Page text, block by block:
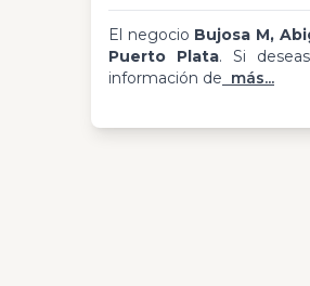
El negocio Bujosa M,
Puerto Plata. Si
información de más...